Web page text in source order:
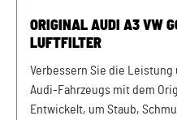
ORIGINAL AUDI A3 VW
LUFTFILTER
Verbessern Sie die Leistung
Audi-Fahrzeugs mit dem
Entwickelt, um Staub,